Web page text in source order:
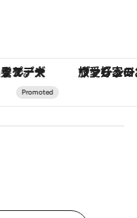
から、ジェンダーレスな新作が登場